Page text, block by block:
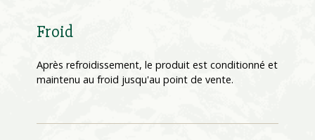
Froid
Après refroidissement, le produit est conditionné et
maintenu au froid jusqu'au point de vente.